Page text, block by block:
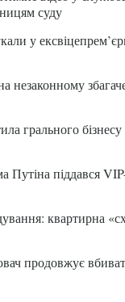
суду
у
незаконному
грального бізнесу
піддався
квартирна
продовжує